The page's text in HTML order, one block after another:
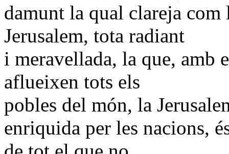
damunt la qual clareja
Jerusalem, tota radiant
i meravellada, la que, amb
aflueixen tots els
pobles del món, la
enriquida per les nacions,